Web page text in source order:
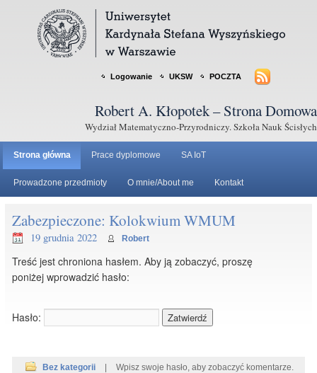
Logowanie UKSW POCZTA
Robert A. Kłopotek – Strona Domowa
Wydział Matematyczno-Przyrodniczy. Szkoła Nauk Ścisłych
Strona główna Prace dyplomowe SA IoT
Prowadzone przedmioty O mnie/About me Kontakt
Zabezpieczone: Kolokwium WMUM
19 grudnia 2022 Robert
Treść jest chroniona hasłem. Aby ją zobaczyć, proszę
poniżej wprowadzić hasło:
Hasło:
Bez kategorii | Wpisz swoje hasło, aby zobaczyć komentarze.